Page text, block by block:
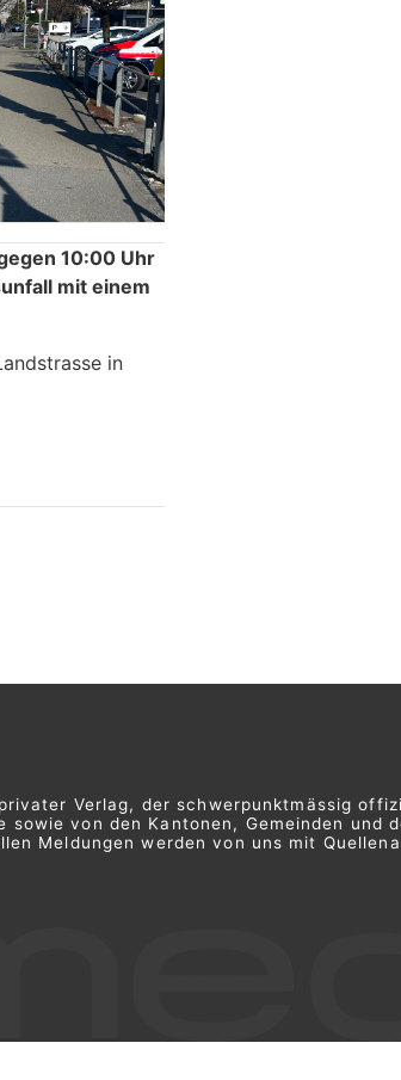
10:00 Uhr
mit einem
in
Verlag, der schwerpunktmässig
sowie von den Kantonen, Gemeinden und
Meldungen werden von uns mit